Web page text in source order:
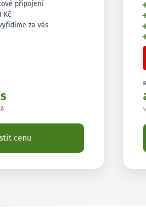
připojení
Kč
za vás
cenu